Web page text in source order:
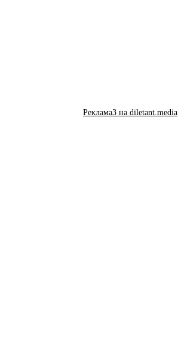
Реклама3 на diletant.media